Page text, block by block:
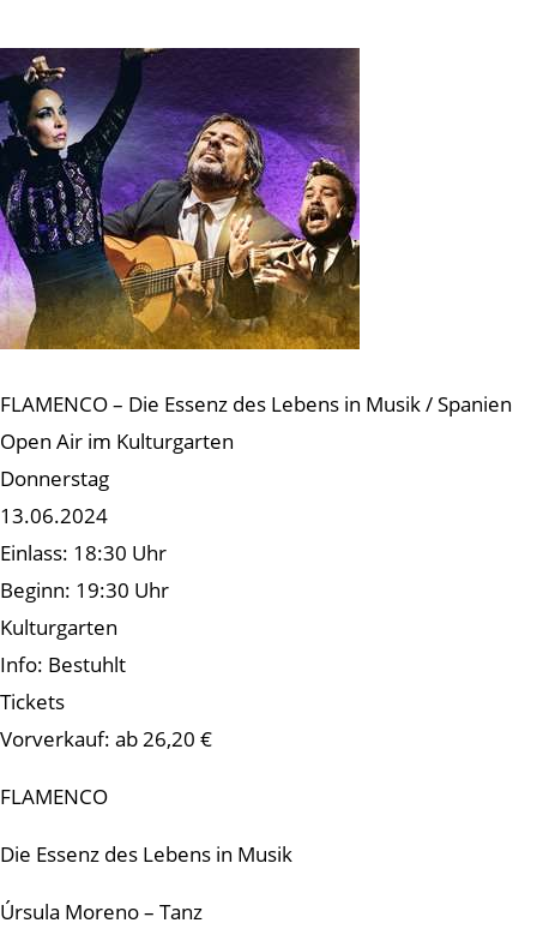
FLAMENCO – Die Essenz des Lebens in Musik / Spanien
Open Air im Kulturgarten
Donnerstag
13.06.2024
Einlass: 18:30 Uhr
Beginn: 19:30 Uhr
Kulturgarten
Info: Bestuhlt
Tickets
Vorverkauf: ab 26,20 €
FLAMENCO
Die Essenz des Lebens in Musik
Úrsula Moreno – Tanz